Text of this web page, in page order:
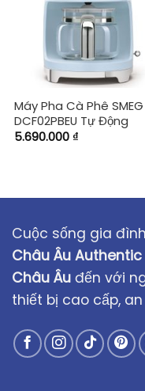
Máy Pha Cà Phê SMEG
DCF02PBEU Tự Động
5.690.000 ₫
Cuộc sống gia
Châu Âu Authentic
Châu Âu đến với
thiết bị cao cấp,